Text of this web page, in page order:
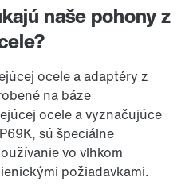
naše pohony z
ocele a adaptéry z
na báze
ocele a vyznačujúce
sú špeciálne
vo vlhkom
požiadavkami.